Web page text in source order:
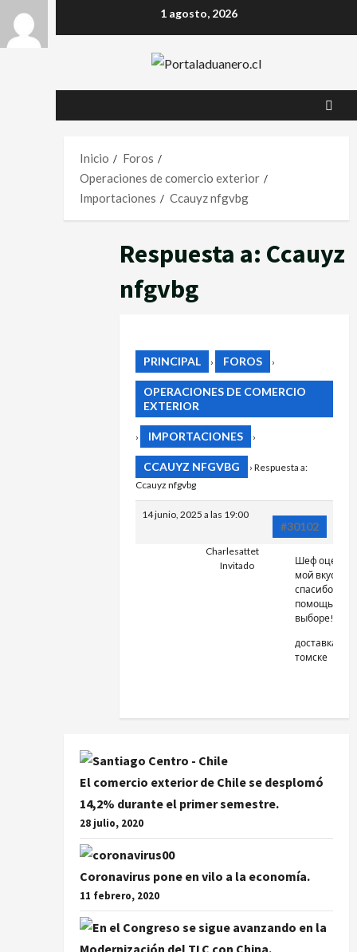
1 agosto, 2026
Inicio
Foros
Operaciones de comercio exterior
Importaciones
Ccauyz nfgvbg
Respuesta a: Ccauyz
nfgvbg
PRINCIPAL › FOROS ›
OPERACIONES DE COMERCIO
EXTERIOR
› IMPORTACIONES ›
CCAUYZ NFGVBG › Respuesta a:
Ccauyz nfgvbg
14 junio, 2025 a las 19:00
#30102
Charlesattet
Invitado
Шеф
мой вкус –
спасибо за
помощь в
выборе!
доставка
томске
El comercio exterior de Chile se desplomó
14,2% durante el primer semestre.
28 julio, 2020
Coronavirus pone en vilo a la economía.
11 febrero, 2020